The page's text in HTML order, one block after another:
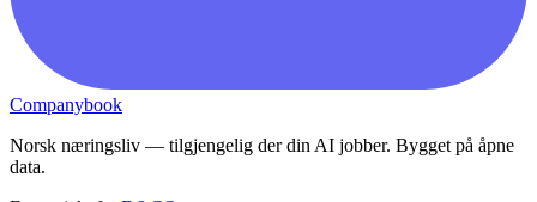
Companybook
Norsk næringsliv — tilgjengelig der din AI jobber. Bygget på åpne
data.